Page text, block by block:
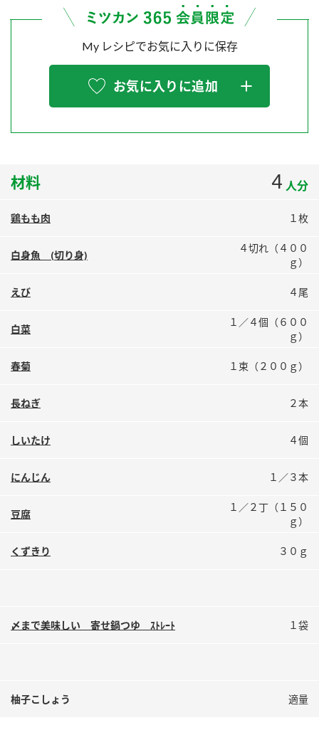
炊き込みご飯の素 米飯用調味液
Fibee
三ツ判山吹
スペシャルサイト
お酢を知ろう！
すしラボ
納豆の豆知識
ロングセラー商品 ＋ おすすめレシピ
MIM（ミツカンミュージアム）
お客様の声をいかしました
販売終了製品のご案内
よくあるご質問
ミツカン公式通販
My レシピでお気に入りに保存
お気に入りに追加
材料 4 人分
鶏もも肉 １枚
白身魚 (切り身)
４切れ（４００
ｇ）
えび ４尾
白菜
１／４個（６００
ｇ）
春菊 １束（２００ｇ）
長ねぎ ２本
しいたけ ４個
にんじん １／３本
豆腐
１／２丁（１５０
ｇ）
くずきり ３０ｇ
〆まで美味しい 寄せ鍋つゆ ｽﾄﾚｰﾄ １袋
柚子こしょう 適量